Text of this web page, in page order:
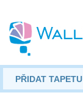
PŘIDAT TAPETU